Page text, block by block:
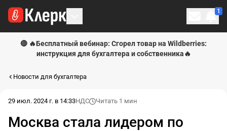
1
🔴 🔥Бесплатный вебинар: Сгорел товар на Wildberries:
инструкция для бухгалтера и собственника🔥
Новости для бухгалтера
29 июл. 2024 г. в 14:33НДС Читать 1 мин
Москва стала лидером по